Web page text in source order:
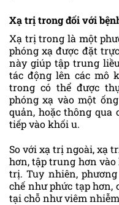
Xạ trị trong đối với
Xạ trị trong là một
phóng xạ được đặt
này giúp tập trung
tác động lên các mô
trong có thể được
phóng xạ vào một
quản, hoặc thông qua
tiếp vào khối u.
So với xạ trị ngoài, xạ
hơn, tập trung hơn
trị. Tuy nhiên,
chế như phức tạp hơn,
tại chỗ như viêm